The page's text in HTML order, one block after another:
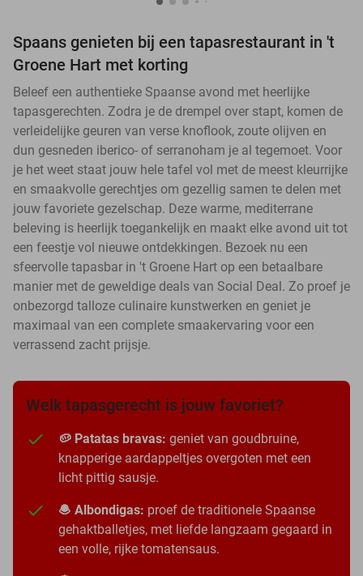
Spaans genieten bij een tapasrestaurant in 't
Groene Hart met korting
Beleef een authentieke Spaanse avond met heerlijke
tapasgerechten. Zodra je de drempel over stapt, komen de
verleidelijke geuren van verse knoflook, zoute olijven en
dun gesneden iberico- of serranoham je al tegemoet. Voor
je het weet staat jouw hele tafel vol met de meest kleurrijke
en smaakvolle gerechtjes om gezellig samen te delen met
jouw favoriete gezelschap. Deze warme, mediterrane
beleving is heerlijk toegankelijk en maakt elke avond uit tot
een feestje vol nieuwe ontdekkingen. Bezoek nu een
sfeervolle tapasbar in 't Groene Hart op een betaalbare
manier met de geweldige deals van Social Deal. Zo proef je
onbezorgd talloze culinaire kunstwerken en geniet je
maximaal van een complete smaakervaring voor een
verrassend zacht prijsje.
Welk tapasgerecht is jouw favoriet?
🥔 Patatas bravas: geniet van goudbruine,
knapperige aardappeltjes overgoten met een
licht pittig sausje.
🧆 Albondigas: proef de traditionele Spaanse
gehaktballetjes, met liefde langzaam gegaard in
een volle, rijke tomatensaus.